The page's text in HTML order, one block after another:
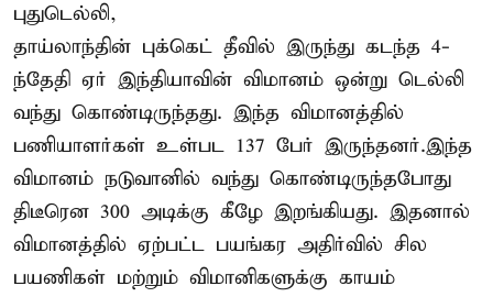
புதுடெல்லி,
தாய்லாந்தின் புக்கெட் தீவில் இருந்து கடந்த 4-
ந்தேதி ஏர் இந்தியாவின் விமானம் ஒன்று டெல்லி
வந்து கொண்டிருந்தது. இந்த விமானத்தில்
பணியாளர்கள் உள்பட 137 பேர் இருந்தனர்.இந்த
விமானம் நடுவானில் வந்து கொண்டிருந்தபோது
திடீரென 300 அடிக்கு கீழே இறங்கியது. இதனால்
விமானத்தில் ஏற்பட்ட பயங்கர அதிர்வில் சில
பயணிகள் மற்றும் விமானிகளுக்கு காயம்